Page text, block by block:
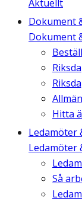
Aktuellt
Dokument
Dokument
Hitta
Ledamöter
Ledamöter
Så